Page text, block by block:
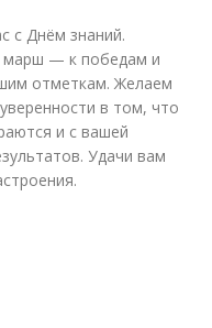
с Днём знаний.
марш — к победам и
отметкам. Желаем
в том, что
и с вашей
Удачи вам